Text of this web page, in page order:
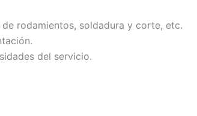
rodamientos, soldadura y corte, etc.
del servicio.